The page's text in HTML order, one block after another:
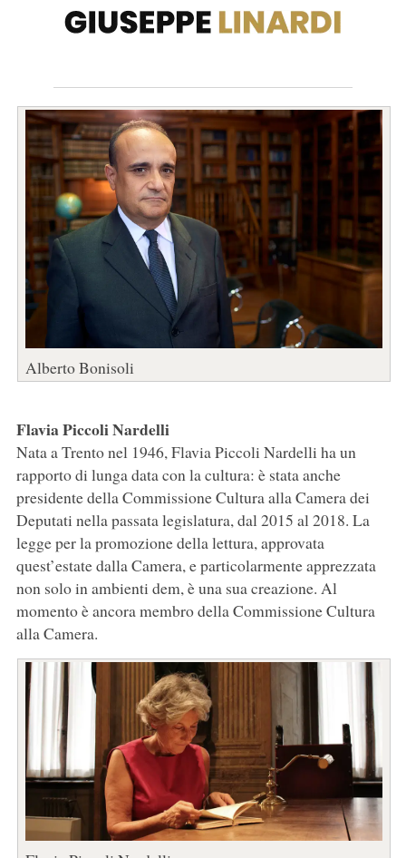
Alberto Bonisoli
Flavia Piccoli Nardelli
Nata a Trento nel 1946, Flavia Piccoli Nardelli ha un
rapporto di lunga data con la cultura: è stata anche
presidente della Commissione Cultura alla Camera dei
Deputati nella passata legislatura, dal 2015 al 2018. La
legge per la promozione della lettura, approvata
quest’estate dalla Camera, e particolarmente apprezzata
non solo in ambienti dem, è una sua creazione. Al
momento è ancora membro della Commissione Cultura
alla Camera.